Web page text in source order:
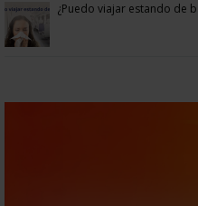
¿Puedo viajar estando de